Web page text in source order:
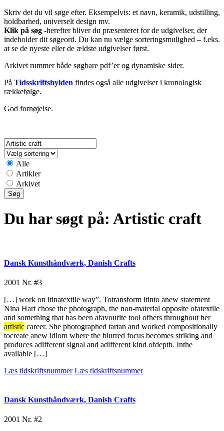
Skriv det du vil søge efter. Eksempelvis: et navn, keramik, udstilling,
holdbarhed, universelt design mv.
Klik på søg -herefter bliver du præsenteret for de udgivelser, der
indeholder dit søgeord. Du kan nu vælge sorteringsmulighed – f.eks.
at se de nyeste eller de ældste udgivelser først.
Arkivet rummer både søgbare pdf’er og dynamiske sider.
På Tidsskriftshylden findes også alle udgivelser i kronologisk
rækkefølge.
God fornøjelse.
Alle
Artikler
Arkivet
Du har søgt på: Artistic craft
Dansk Kunsthåndværk, Danish Crafts
2001 Nr. #3
[…] work on itinatextile way”. Totransform itinto anew statement
Nina Hart chose the photograph, the non-material opposite ofatextile
and something that has been afavourite tool ofhers throughout her
artistic career. She photographed tartan and worked compositionally
tocreate anew idiom where the blurred focus becomes striking and
produces adifferent signal and adifferent kind ofdepth. Inthe
available […]
Læs tidskriftsnummer Læs tidskriftsnummer
Dansk Kunsthåndværk, Danish Crafts
2001 Nr. #2